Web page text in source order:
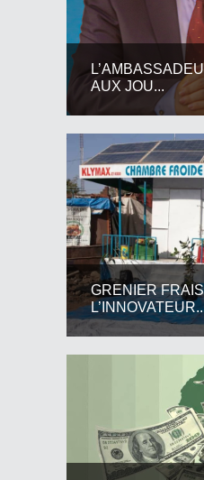
AUX JOU...
GRENIER